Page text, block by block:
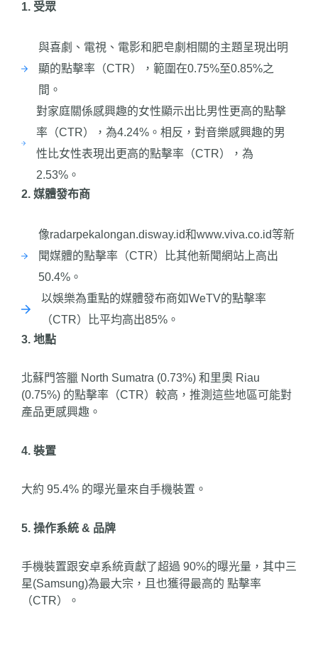
1. 受眾
與喜劇、電視、電影和肥皂劇相關的主題呈現出明
顯的點擊率（CTR），範圍在0.75%至0.85%之
間。
對家庭關係感興趣的女性顯示出比男性更高的點擊
率（CTR），為4.24%。相反，對音樂感興趣的男
性比女性表現出更高的點擊率（CTR），為
2.53%。
2. 媒體發布商
像radarpekalongan.disway.id和www.viva.co.id等新
聞媒體的點擊率（CTR）比其他新聞網站上高出
50.4%。
以娛樂為重點的媒體發布商如WeTV的點擊率
（CTR）比平均高出85%。
3. 地點
北蘇門答臘 North Sumatra (0.73%) 和里奧 Riau
(0.75%) 的點擊率（CTR）較高，推測這些地區可能對
產品更感興趣。
4. 裝置
大約 95.4% 的曝光量來自手機裝置。
5. 操作系統 & 品牌
手機裝置跟安卓系統貢獻了超過 90%的曝光量，其中三
星(Samsung)為最大宗，且也獲得最高的 點擊率
（CTR）。